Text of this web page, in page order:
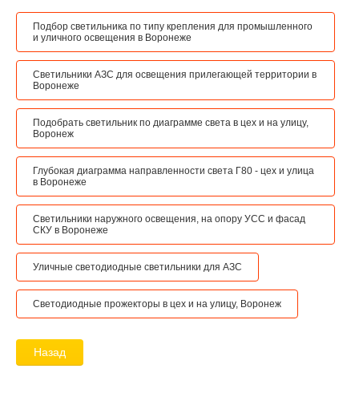
Подбор светильника по типу крепления для промышленного
и уличного освещения в Воронеже
Светильники АЗС для освещения прилегающей территории в
Воронеже
Подобрать светильник по диаграмме света в цех и на улицу,
Воронеж
Глубокая диаграмма направленности света Г80 - цех и улица
в Воронеже
Светильники наружного освещения, на опору УСС и фасад
СКУ в Воронеже
Уличные светодиодные светильники для АЗС
Светодиодные прожекторы в цех и на улицу, Воронеж
Назад